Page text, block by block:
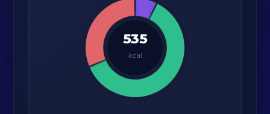
535
kcal